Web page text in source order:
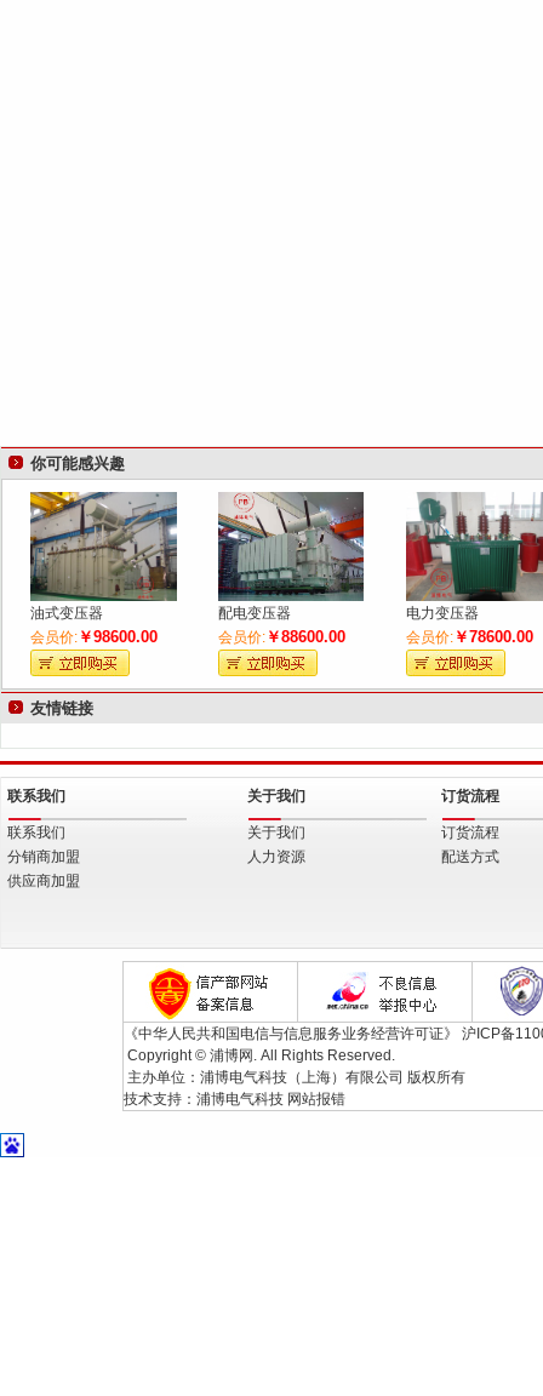
你可能感兴趣
油式变压器
会员价:￥98600.00
配电变压器
会员价:￥88600.00
电力变压器
会员价: ￥78600.00
友情链接
联系我们
联系我们
分销商加盟
供应商加盟
关于我们
关于我们
人力资源
订货流程
订货流程
配送方式
《中华人民共和国电信与信息服务业务经营许可证》 沪ICP备
Copyright © 浦博网. All Rights Reserved.
主办单位：浦博电气科技（上海）有限公司 版权所有
技术支持： 浦博电气科技 网站报错